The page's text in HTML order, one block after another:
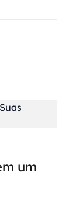
um